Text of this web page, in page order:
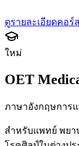
ดูรายละเอียดคอร์
ใหม่
OET
ภาษาอังกฤษการแ
สำหรับแพทย์ พยา